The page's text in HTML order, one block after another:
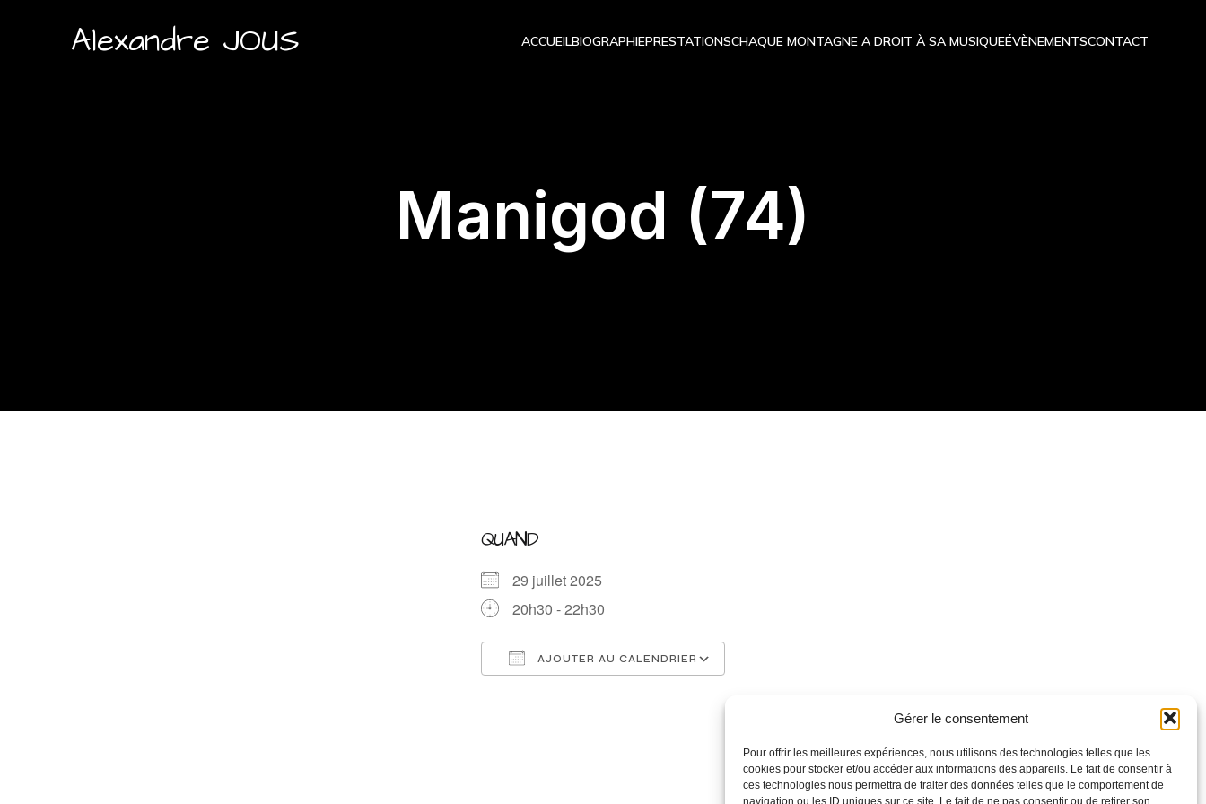
Gérer le consentement
Pour offrir les meilleures expériences, nous utilisons des technologies telles que les
cookies pour stocker et/ou accéder aux informations des appareils. Le fait de consentir à
ces technologies nous permettra de traiter des données telles que le comportement de
navigation ou les ID uniques sur ce site. Le fait de ne pas consentir ou de retirer son
Alexandre JOUS ACCUEILBIOGRAPHIEPRESTATIONSCHAQUE MONTAGNE A DROIT À SA MUSIQUEÉVÈNEMENTSCONTACT
Manigod (74)
QUAND
29 juillet 2025
20h30 - 22h30
AJOUTER AU CALENDRIER